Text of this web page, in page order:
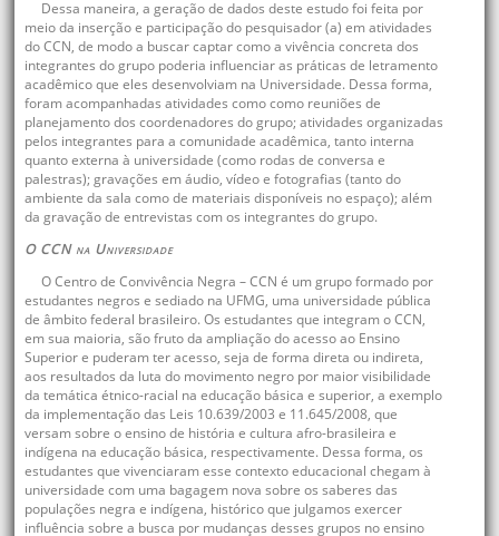
Dessa maneira, a geração de dados deste estudo foi feita por
meio da inserção e participação do pesquisador (a) em atividades
do CCN, de modo a buscar captar como a vivência concreta dos
integrantes do grupo poderia influenciar as práticas de letramento
acadêmico que eles desenvolviam na Universidade. Dessa forma,
foram acompanhadas atividades como como reuniões de
planejamento dos coordenadores do grupo; atividades organizadas
pelos integrantes para a comunidade acadêmica, tanto interna
quanto externa à universidade (como rodas de conversa e
palestras); gravações em áudio, vídeo e fotografias (tanto do
ambiente da sala como de materiais disponíveis no espaço); além
da gravação de entrevistas com os integrantes do grupo.
O CCN na Universidade
O Centro de Convivência Negra – CCN é um grupo formado por
estudantes negros e sediado na UFMG, uma universidade pública
de âmbito federal brasileiro. Os estudantes que integram o CCN,
em sua maioria, são fruto da ampliação do acesso ao Ensino
Superior e puderam ter acesso, seja de forma direta ou indireta,
aos resultados da luta do movimento negro por maior visibilidade
da temática étnico-racial na educação básica e superior, a exemplo
da implementação das Leis 10.639/2003 e 11.645/2008, que
versam sobre o ensino de história e cultura afro-brasileira e
indígena na educação básica, respectivamente. Dessa forma, os
estudantes que vivenciaram esse contexto educacional chegam à
universidade com uma bagagem nova sobre os saberes das
populações negra e indígena, histórico que julgamos exercer
influência sobre a busca por mudanças desses grupos no ensino